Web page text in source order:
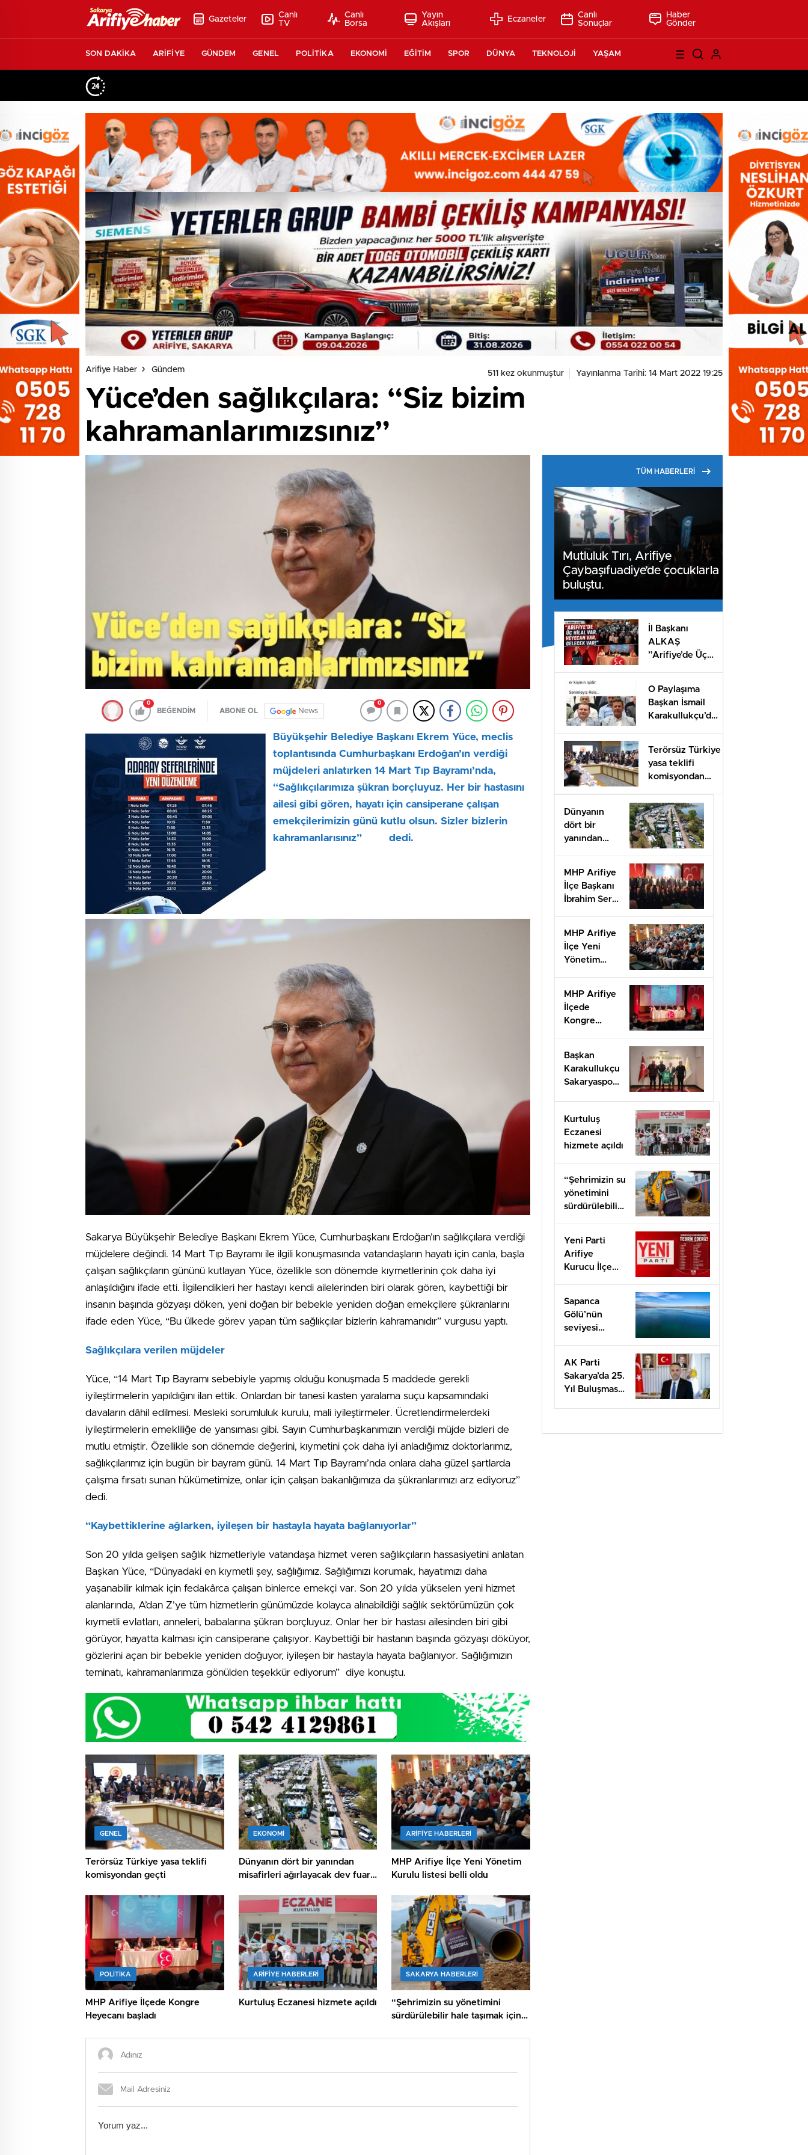
Gazeteler
Canlı
TV
Canlı
Borsa
Yayın
Akışları
Eczaneler
Canlı
Sonuçlar
Haber
Gönder
SON DAKİKA ARİFİYE GÜNDEM GENEL POLİTİKA EKONOMİ EĞİTİM SPOR DÜNYA TEKNOLOJİ YAŞAM
Arifiye Haber Gündem 511 kez okunmuştur Yayınlanma Tarihi: 14 Mart 2022 19:25
Yüce’den sağlıkçılara: “Siz bizim
kahramanlarımızsınız”
0
BEĞENDİM ABONE OL News
0
Büyükşehir Belediye Başkanı Ekrem Yüce, meclis
toplantısında Cumhurbaşkanı Erdoğan’ın verdiği
müjdeleri anlatırken 14 Mart Tıp Bayramı’nda,
“Sağlıkçılarımıza şükran borçluyuz. Her bir hastasını
ailesi gibi gören, hayatı için cansiperane çalışan
emekçilerimizin günü kutlu olsun. Sizler bizlerin
kahramanlarısınız” dedi.
Sakarya Büyükşehir Belediye Başkanı Ekrem Yüce, Cumhurbaşkanı Erdoğan’ın sağlıkçılara verdiği
müjdelere değindi. 14 Mart Tıp Bayramı ile ilgili konuşmasında vatandaşların hayatı için canla, başla
çalışan sağlıkçıların gününü kutlayan Yüce, özellikle son dönemde kıymetlerinin çok daha iyi
anlaşıldığını ifade etti. İlgilendikleri her hastayı kendi ailelerinden biri olarak gören, kaybettiği bir
insanın başında gözyaşı döken, yeni doğan bir bebekle yeniden doğan emekçilere şükranlarını
ifade eden Yüce, “Bu ülkede görev yapan tüm sağlıkçılar bizlerin kahramanıdır” vurgusu yaptı.
Sağlıkçılara verilen müjdeler
Yüce, “14 Mart Tıp Bayramı sebebiyle yapmış olduğu konuşmada 5 maddede gerekli
iyileştirmelerin yapıldığını ilan ettik. Onlardan bir tanesi kasten yaralama suçu kapsamındaki
davaların dâhil edilmesi. Mesleki sorumluluk kurulu, mali iyileştirmeler. Ücretlendirmelerdeki
iyileştirmelerin emekliliğe de yansıması gibi. Sayın Cumhurbaşkanımızın verdiği müjde bizleri de
mutlu etmiştir. Özellikle son dönemde değerini, kıymetini çok daha iyi anladığımız doktorlarımız,
sağlıkçılarımız için bugün bir bayram günü. 14 Mart Tıp Bayramı’nda onlara daha güzel şartlarda
çalışma fırsatı sunan hükümetimize, onlar için çalışan bakanlığımıza da şükranlarımızı arz ediyoruz”
dedi.
“Kaybettiklerine ağlarken, iyileşen bir hastayla hayata bağlanıyorlar”
Son 20 yılda gelişen sağlık hizmetleriyle vatandaşa hizmet veren sağlıkçıların hassasiyetini anlatan
Başkan Yüce, “Dünyadaki en kıymetli şey, sağlığımız. Sağlığımızı korumak, hayatımızı daha
yaşanabilir kılmak için fedakârca çalışan binlerce emekçi var. Son 20 yılda yükselen yeni hizmet
alanlarında, A’dan Z’ye tüm hizmetlerin günümüzde kolayca alınabildiği sağlık sektörümüzün çok
kıymetli evlatları, anneleri, babalarına şükran borçluyuz. Onlar her bir hastası ailesinden biri gibi
görüyor, hayatta kalması için cansiperane çalışıyor. Kaybettiği bir hastanın başında gözyaşı döküyor,
gözlerini açan bir bebekle yeniden doğuyor, iyileşen bir hastayla hayata bağlanıyor. Sağlığımızın
teminatı, kahramanlarımıza gönülden teşekkür ediyorum” diye konuştu.
GENEL
Terörsüz Türkiye yasa teklifi
komisyondan geçti
EKONOMİ
Dünyanın dört bir yanından
misafirleri ağırlayacak dev fuar
ARIFIYE HABERLERI
MHP Arifiye İlçe Yeni Yönetim
Kurulu listesi belli oldu
POLİTİKA
MHP Arifiye İlçede Kongre
Heyecanı başladı
ARIFIYE HABERLERI
Kurtuluş Eczanesi hizmete açıldı
SAKARYA HABERLERI
“Şehrimizin su yönetimini
sürdürülebilir hale taşımak için
TÜM HABERLERİ
Mutluluk Tırı, Arifiye
Çaybaşıfuadiye’de çocuklarla
buluştu.
İl Başkanı
ALKAŞ
”Arifiye’de Üç
gelecek var!
O Paylaşıma
Başkan İsmail
Karakullukçu’dan
Terörsüz Türkiye
yasa teklifi
komisyondan
Dünyanın
dört bir
yanından
dev fuar için
geri sayım
MHP Arifiye
İlçe Başkanı
İbrahim Sert
MHP Arifiye
İlçe Yeni
Yönetim
MHP Arifiye
İlçede
Kongre
Başkan
Karakullukçu
Sakaryaspor
Kurtuluş
Eczanesi
hizmete açıldı
“Şehrimizin su
yönetimini
sürdürülebilir
çalışıyoruz”
Yeni Parti
Arifiye
Kurucu İlçe
Sapanca
Gölü’nün
seviyesi
üzerinde
AK Parti
Sakarya’da 25.
Yıl Buluşması